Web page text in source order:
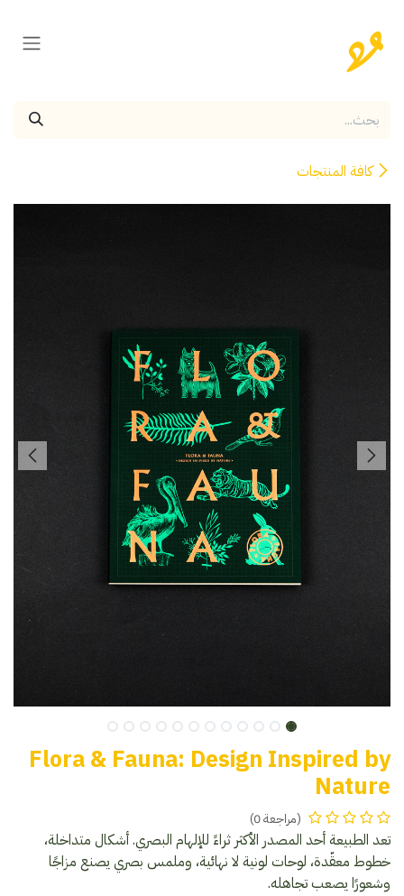
كافة المنتجات
Flora & Fauna: Design Inspired by
Nature
(مراجعة 0)
تعد الطبيعة أحد المصدر الأكثر ثراءً للإلهام البصري. أشكال متداخلة،
خطوط معقّدة، لوحات لونية لا نهائية، وملمس بصري يصنع مزاجًا
وشعورًا يصعب تجاهله.